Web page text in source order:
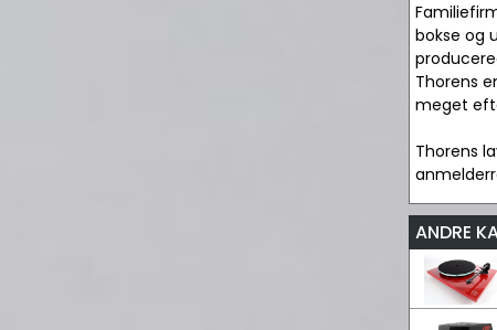
bokse og
Thorens
meget
Thorens
ANDRE